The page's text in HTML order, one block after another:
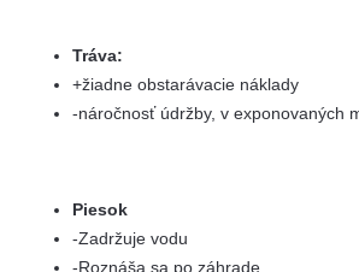
Tráva:
+žiadne obstarávacie náklady
-náročnosť údržby, v exponovaných
Piesok
-Zadržuje vodu
-Roznáša sa po záhrade